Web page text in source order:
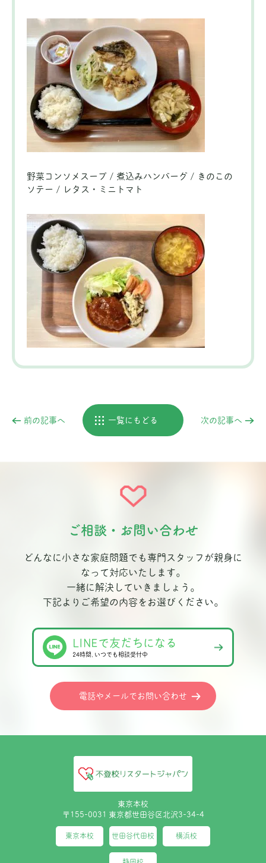
野菜コンソメスープ / 煮込みハンバーグ / きのこの
ソテー / レタス・ミニトマト
前の記事へ 一覧にもどる 次の記事へ
ご相談・お問い合わせ
どんなに小さな家庭問題でも専門スタッフが親身に
なって対応いたします。
一緒に解決していきましょう。
下記よりご希望の内容をお選びください。
LINEで友だちになる
24時間､いつでも相談受付中
電話やメールでお問い合わせ
東京本校
〒155-0031 東京都世田谷区北沢3-34-4
東京本校 世田谷代田校 横浜校